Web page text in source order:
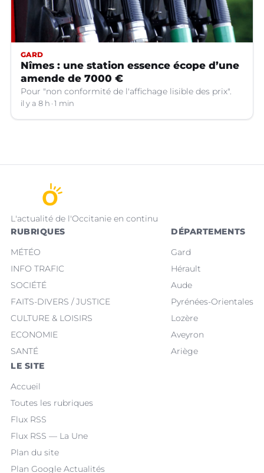
GARD
Nîmes : une station essence écope d’une
amende de 7000 €
Pour "non conformité de l'affichage lisible des prix".
il y a 8 h 1 min
L'actualité de l'Occitanie en continu
RUBRIQUES
MÉTÉO
INFO TRAFIC
SOCIÉTÉ
FAITS-DIVERS / JUSTICE
CULTURE & LOISIRS
ECONOMIE
SANTÉ
DÉPARTEMENTS
Gard
Hérault
Aude
Pyrénées-Orientales
Lozère
Aveyron
Ariège
LE SITE
Accueil
Toutes les rubriques
Flux RSS
Flux RSS — La Une
Plan du site
Plan Google Actualités